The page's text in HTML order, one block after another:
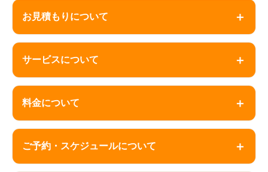
お見積もりについて ＋
サービスについて ＋
料金について ＋
ご予約・スケジュールについて ＋